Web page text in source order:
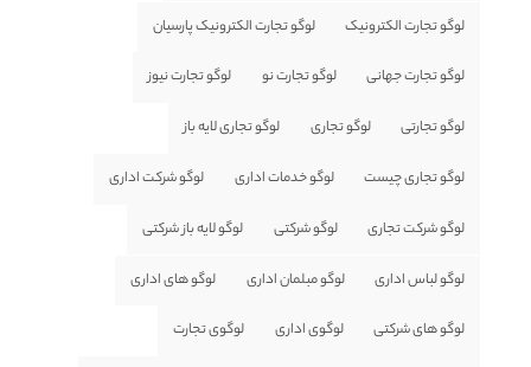
لوگو تجارت الکترونیک لوگو تجارت الکترونیک پارسیان
لوگو تجارت جهانی لوگو تجارت نو لوگو تجارت نیوز
لوگو تجارتی لوگو تجاری لوگو تجاری لایه باز
لوگو تجاری چیست لوگو خدمات اداری لوگو شرکت اداری
لوگو شرکت تجاری لوگو شرکتی لوگو لایه باز شرکتی
لوگو لباس اداری لوگو مبلمان اداری لوگو های اداری
لوگو های شرکتی لوگوی اداری لوگوی تجارت